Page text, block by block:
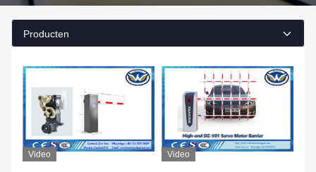
Producten
Video Video